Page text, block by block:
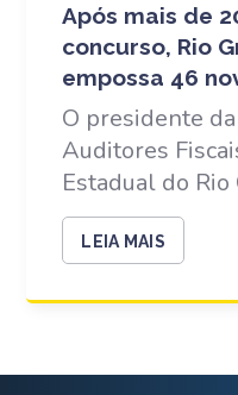
Após mais de
concurso, Rio
empossa 46
O presidente
Auditores
Estadual do
LEIA MAIS